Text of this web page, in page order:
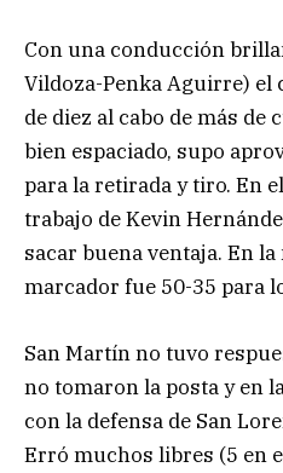
Con una conducción
Vildoza-Penka Aguirre) el
de diez al cabo de más
bien espaciado, supo
para la retirada y tiro. En
trabajo de Kevin
sacar buena ventaja. En
marcador fue 50-35 para
San Martín no tuvo
no tomaron la posta y en
con la defensa de San
Erró muchos libres (5 en